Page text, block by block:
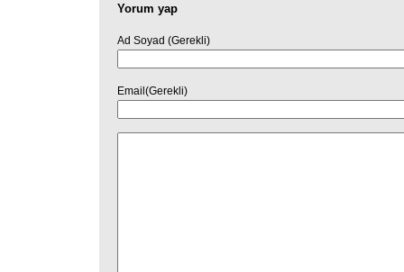
Yorum yap
Ad Soyad (Gerekli)
Email(Gerekli)